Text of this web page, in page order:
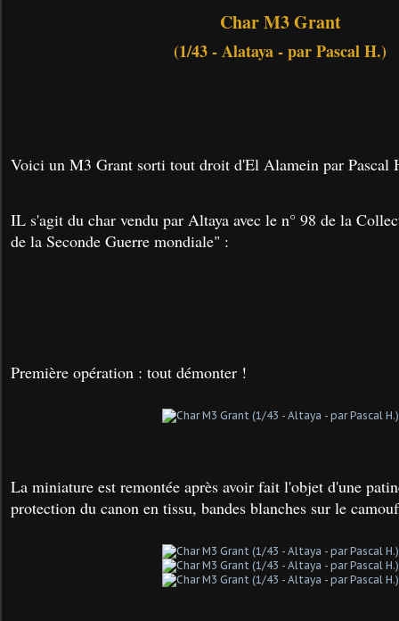
Char M3 Grant
(1/43 - Alataya - par Pascal H.)
Voici un M3 Grant sorti tout droit d'El Alamein par Pascal
IL s'agit du char vendu par Altaya avec le n° 98 de la
de la Seconde Guerre mondiale" :
Première opération : tout démonter !
La miniature est remontée après avoir fait l'objet d'une
protection du canon en tissu, bandes blanches sur le